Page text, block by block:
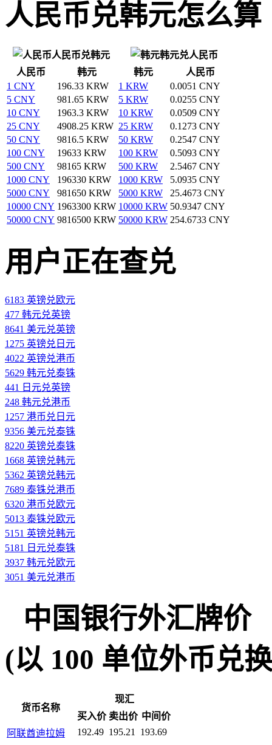
人民币兑韩元怎么算
人民币兑韩元
韩元兑人民币
人民币
韩元 韩元
人民币
1 CNY
196.33 KRW 1 KRW
0.0051 CNY
5 CNY
981.65 KRW 5 KRW
0.0255 CNY
10 CNY
1963.3 KRW 10 KRW
0.0509 CNY
25 CNY
4908.25 KRW 25 KRW
0.1273 CNY
50 CNY
9816.5 KRW 50 KRW
0.2547 CNY
100 CNY
19633 KRW 100 KRW
0.5093 CNY
500 CNY
98165 KRW 500 KRW
2.5467 CNY
1000 CNY
196330 KRW 1000 KRW
5.0935 CNY
5000 CNY
981650 KRW 5000 KRW
25.4673 CNY
10000 CNY 1963300 KRW 10000 KRW 50.9347 CNY
50000 CNY 9816500 KRW 50000 KRW 254.6733 CNY
用户正在查兑
6183 英镑兑欧元
477 韩元兑英镑
8641 美元兑英镑
1275 英镑兑日元
4022 英镑兑港币
5629 韩元兑泰铢
441 日元兑英镑
248 韩元兑港币
1257 港币兑日元
9356 美元兑泰铢
8220 英镑兑泰铢
1668 英镑兑韩元
5362 英镑兑韩元
7689 泰铢兑港币
6320 港币兑欧元
5013 泰铢兑欧元
5151 英镑兑韩元
5181 日元兑泰铢
3937 韩元兑欧元
3051 美元兑港币
中国银行外汇牌价
(以 100 单位外币兑
货币名称
现汇
买入价 卖出价 中间价
阿联酋迪拉姆
192.49 195.21
193.69